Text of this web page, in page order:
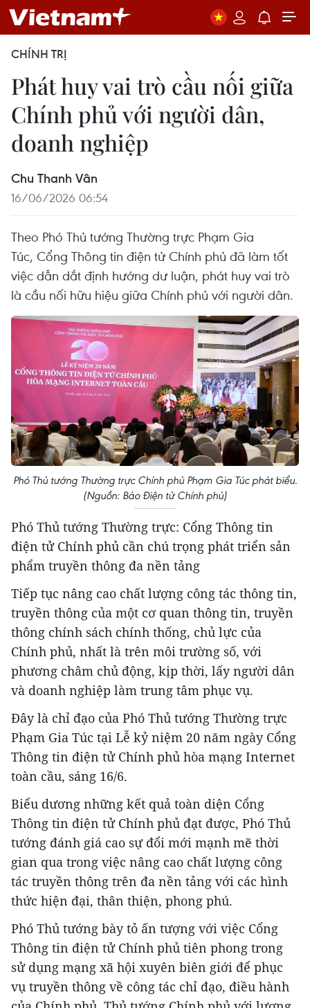
CHÍNH TRỊ
Phát huy vai trò cầu nối giữa
Chính phủ với người dân,
doanh nghiệp
Chu Thanh Vân
16/06/2026 06:54
Theo Phó Thủ tướng Thường trực Phạm Gia
Túc, Cổng Thông tin điện tử Chính phủ đã làm tốt
việc dẫn dắt định hướng dư luận, phát huy vai trò
là cầu nối hữu hiệu giữa Chính phủ với người dân.
Phó Thủ tướng Thường trực Chính phủ Phạm Gia Túc phát biểu.
(Nguồn: Báo Điện tử Chính phủ)
Phó Thủ tướng Thường trực: Cổng Thông tin
điện tử Chính phủ cần chú trọng phát triển sản
phẩm truyền thông đa nền tảng
Tiếp tục nâng cao chất lượng công tác thông tin,
truyền thông của một cơ quan thông tin, truyền
thông chính sách chính thống, chủ lực của
Chính phủ, nhất là trên môi trường số, với
phương châm chủ động, kịp thời, lấy người dân
và doanh nghiệp làm trung tâm phục vụ.
Đây là chỉ đạo của Phó Thủ tướng Thường trực
Phạm Gia Túc tại Lễ kỷ niệm 20 năm ngày Cổng
Thông tin điện tử Chính phủ hòa mạng Internet
toàn cầu, sáng 16/6.
Biểu dương những kết quả toàn diện Cổng
Thông tin điện tử Chính phủ đạt được, Phó Thủ
tướng đánh giá cao sự đổi mới mạnh mẽ thời
gian qua trong việc nâng cao chất lượng công
tác truyền thông trên đa nền tảng với các hình
thức hiện đại, thân thiện, phong phú.
Phó Thủ tướng bày tỏ ấn tượng với việc Cổng
Thông tin điện tử Chính phủ tiên phong trong
sử dụng mạng xã hội xuyên biên giới để phục
vụ truyền thông về công tác chỉ đạo, điều hành